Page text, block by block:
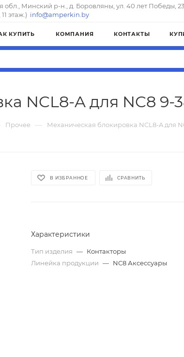
обл., Минский р-н., д. Боровляны, ул. 40 лет Победы,
этаж.) info@amperkin.by
КУПИТЬ КОМПАНИЯ КОНТАКТЫ
NCL8-A для NC8 9-
Прочее — Механическая блокировка NCL8-A для
В ИЗБРАННОЕ СРАВНИТЬ
Характеристики
Тип изделия — Контакторы
Линейка продукции — NC8 Аксессуары